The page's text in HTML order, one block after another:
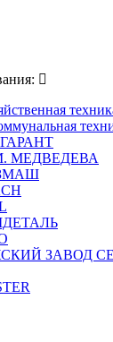
МЕДВЕДЕВА
ЗАВОД